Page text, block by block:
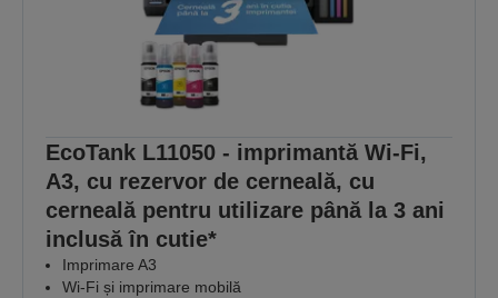
EcoTank L11050 - imprimantă Wi-Fi,
A3, cu rezervor de cerneală, cu
cerneală pentru utilizare până la 3 ani
inclusă în cutie*
Imprimare A3
Wi-Fi și imprimare mobilă